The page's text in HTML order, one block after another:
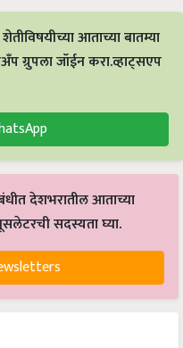
आताच्या बातम्या
ग्रुपला जॉईन करा.व्हाट्सएप
देशभरातील आताच्या
सदस्यता घ्या.